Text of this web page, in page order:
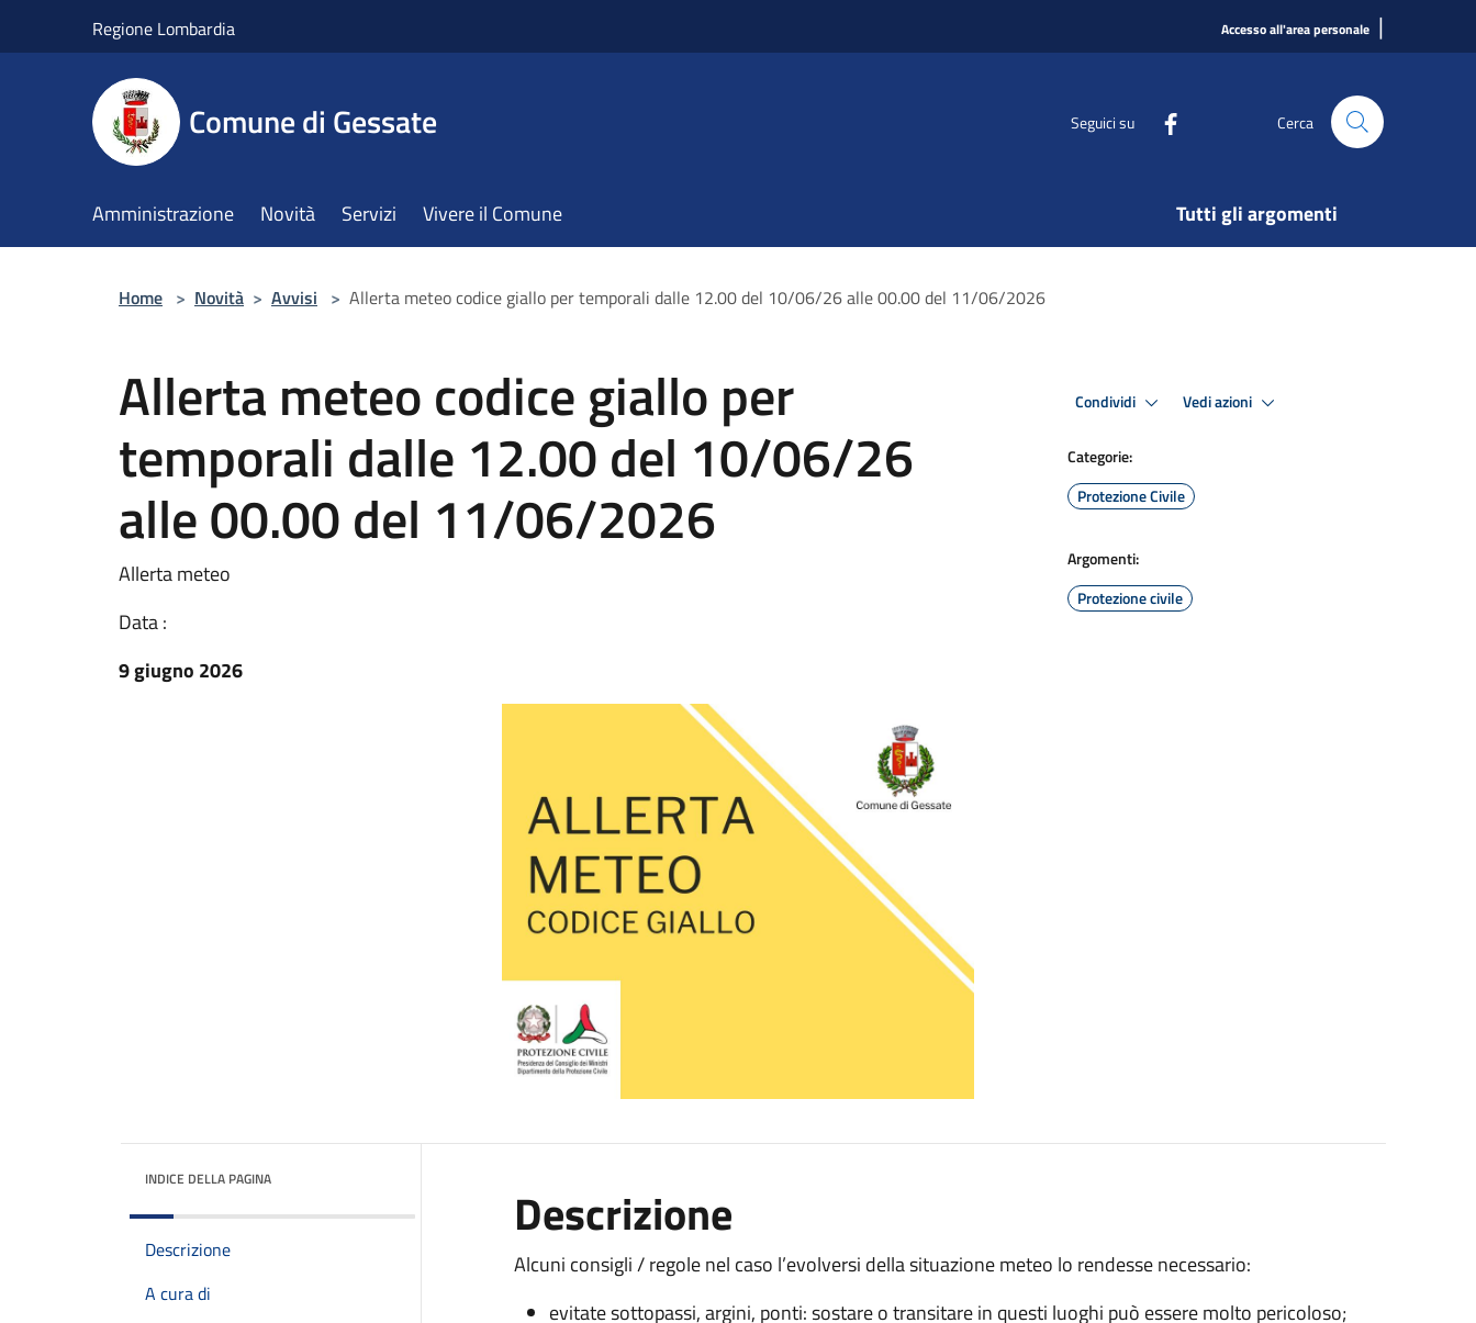
Regione Lombardia Accesso all'area personale |
Comune di Gessate Seguici su Cerca
Amministrazione Novità Servizi Vivere il Comune Tutti gli argomenti
Home > Novità > Avvisi > Allerta meteo codice giallo per temporali dalle 12.00 del 10/06/26 alle 00.00 del 11/06/2026
Allerta meteo codice giallo per
temporali dalle 12.00 del 10/06/26
alle 00.00 del 11/06/2026
Allerta meteo
Data :
9 giugno 2026
Condividi Vedi azioni
Categorie:
Protezione Civile
Argomenti:
Protezione civile
INDICE DELLA PAGINA
Descrizione
A cura di
Descrizione
Alcuni consigli / regole nel caso l’evolversi della situazione meteo lo rendesse necessario:
evitate sottopassi, argini, ponti: sostare o transitare in questi luoghi può essere molto pericoloso;